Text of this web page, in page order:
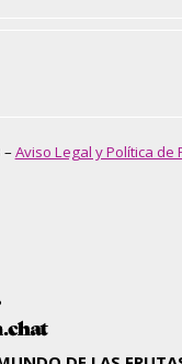
–Aviso Legal y Política de